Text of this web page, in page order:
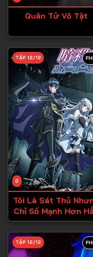
Quân Tử Vô Tật
0
TẬP 12/12
Tôi Là Sát Thủ
Chỉ Số Mạnh Hơn
Dũng Sĩ
TẬP 12/12